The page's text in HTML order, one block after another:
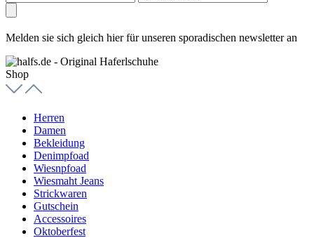
Melden sie sich gleich hier für unseren sporadischen newsletter an
Shop
Herren
Damen
Bekleidung
Denimpfoad
Wiesnpfoad
Wiesmaht Jeans
Strickwaren
Gutschein
Accessoires
Oktoberfest